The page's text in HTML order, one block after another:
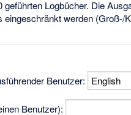
Logbücher. Die
werden (Groß-/
Benutzer:
Benutzer):